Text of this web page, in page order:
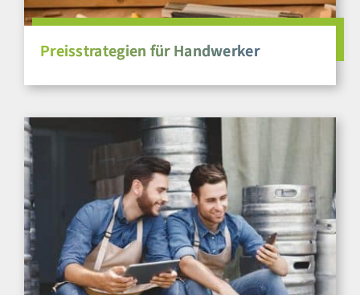
Preisstrategien für Handwerker